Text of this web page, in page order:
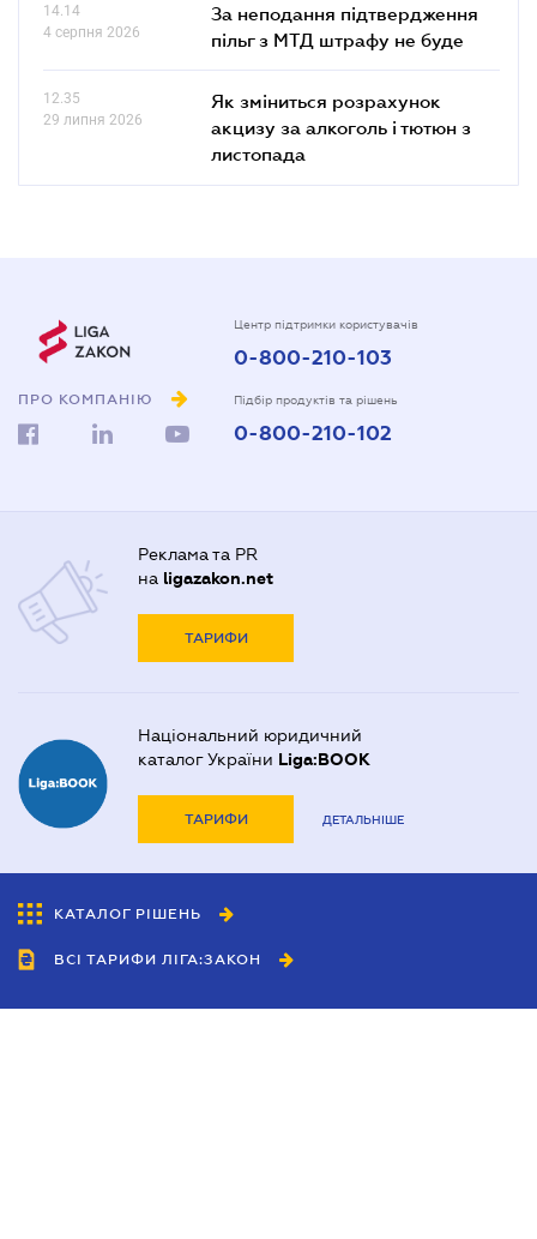
14.14
4 серпня 2026
За неподання підтвердження
пільг з МТД штрафу не буде
12.35
29 липня 2026
Як зміниться розрахунок
акцизу за алкоголь і тютюн з
листопада
ПРО КОМПАНІЮ
Центр підтримки користувачів
0-800-210-103
Підбір продуктів та рішень
0-800-210-102
Реклама та PR
на ligazakon.net
ТАРИФИ
Національний юридичний
каталог України Liga:BOOK
ТАРИФИ ДЕТАЛЬНІШЕ
КАТАЛОГ РІШЕНЬ
ВСІ ТАРИФИ ЛІГА:ЗАКОН